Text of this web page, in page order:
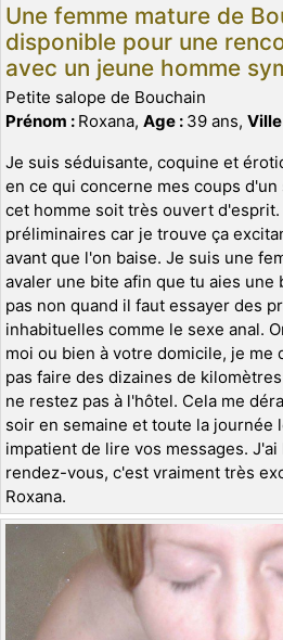
Une femme mature de
disponible pour une
avec un jeune homme
Petite salope de Bouchain
Prénom : Roxana, Age : 39 ans,
Je suis séduisante, coquine et
en ce qui concerne mes coups
cet homme soit très ouvert
préliminaires car je trouve ça
avant que l'on baise. Je suis une
avaler une bite afin que tu aies une
pas non quand il faut essayer des
inhabituelles comme le sexe anal.
moi ou bien à votre domicile, je me
pas faire des dizaines de
ne restez pas à l'hôtel. Cela me
soir en semaine et toute la journée
impatient de lire vos messages.
rendez-vous, c'est vraiment très
Roxana.